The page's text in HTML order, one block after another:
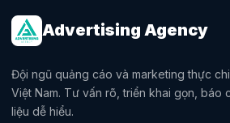
Advertising Agency
Đội ngũ quảng cáo và marketing thực
Việt Nam. Tư vấn rõ, triển khai gọn, báo
liệu dễ hiểu.